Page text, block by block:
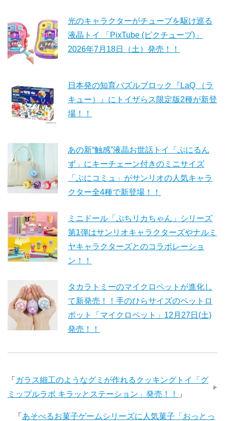
光のキャラクターがチューブを駆け巡る
液晶トイ 「PixTube (ピクチューブ)」
2026年7月18日（土）発売！！
日本発の知育パズルブロック『LaQ （ラ
キュー）』にトイザらス限定版2種が新登
場！！
あの新“触感”液晶お世話トイ「ぷにるん
ず」にキーチェーン付きのミニサイズ
「ぷにコミュ」がサンリオの人気キャラ
クター全4種で新登場！！
ミニドール「ぷちリカちゃん」シリーズ
第1弾はサンリオキャラクターズやナルミ
ヤキャラクターズとのコラボレーショ
ン！！
タカラトミーのマイクロペットが進化し
て新発売！！手のひらサイズのペットロ
ボット「マイクロペット」12月27日(土)
発売！！
「 ガラス細工のようなグミが作れるクッキングトイ「グ
ミップルラボ キラッとステーション」発売！！
」
「 あそべるお菓子ゲームシリーズに人気菓子「おっとっ